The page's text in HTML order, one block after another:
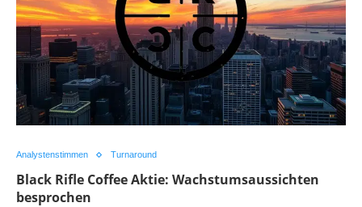
Analystenstimmen Turnaround
Black Rifle Coffee Aktie: Wachstumsaussichten
besprochen